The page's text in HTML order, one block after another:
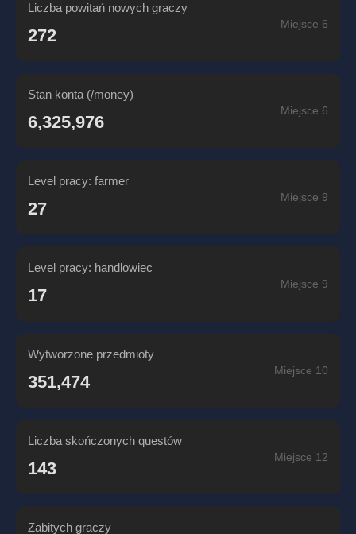
Liczba powitań nowych graczy
272
Miejsce 6
Stan konta (/money)
6,325,976
Miejsce 6
Level pracy: farmer
27
Miejsce 9
Level pracy: handlowiec
17
Miejsce 9
Wytworzone przedmioty
351,474
Miejsce 10
Liczba skończonych questów
143
Miejsce 12
Zabitych graczy